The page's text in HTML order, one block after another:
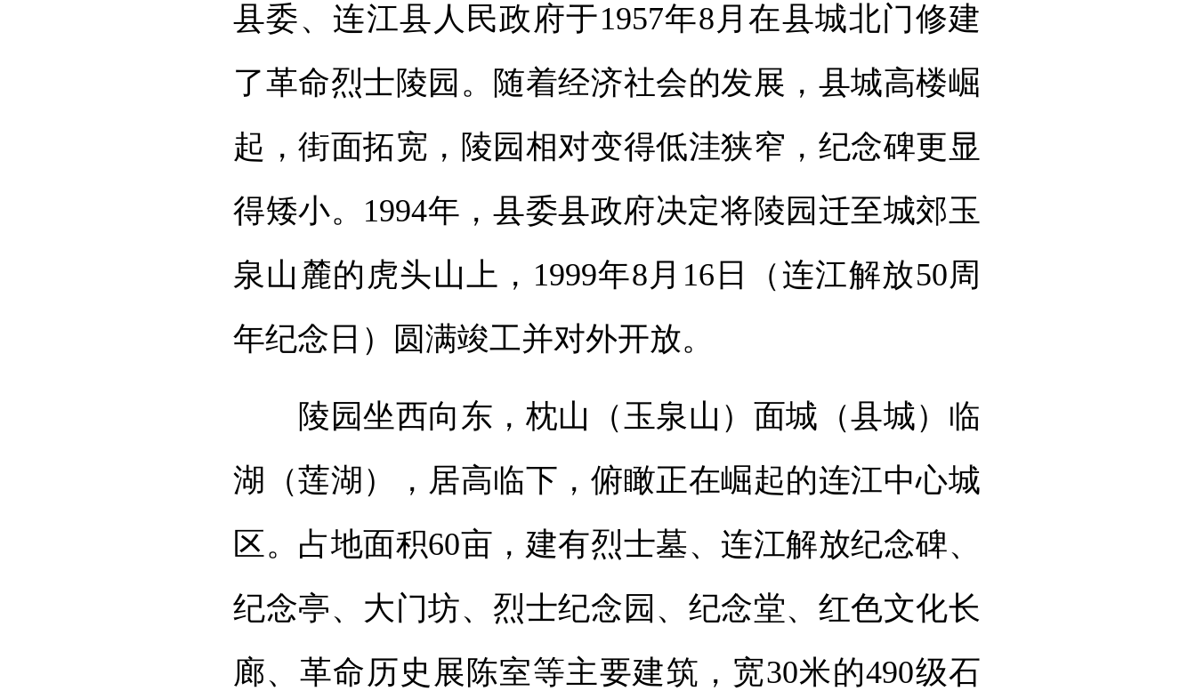
县委、连江县人民政府于1957年8月在县城北门修建
了革命烈士陵园。随着经济社会的发展，县城高楼崛
起，街面拓宽，陵园相对变得低洼狭窄，纪念碑更显
得矮小。1994年，县委县政府决定将陵园迁至城郊玉
泉山麓的虎头山上，1999年8月16日（连江解放50周
年纪念日）圆满竣工并对外开放。
陵园坐西向东，枕山（玉泉山）面城（县城）临
湖（莲湖），居高临下，俯瞰正在崛起的连江中心城
区。占地面积60亩，建有烈士墓、连江解放纪念碑、
纪念亭、大门坊、烈士纪念园、纪念堂、红色文化长
廊、革命历史展陈室等主要建筑，宽30米的490级石